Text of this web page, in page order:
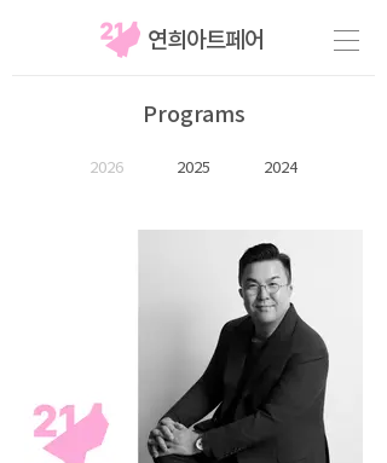
​연희아트페어
Programs
2026 2025 2024